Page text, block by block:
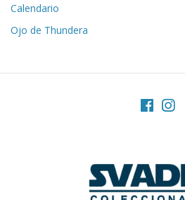
Calendario
Ojo de Thundera